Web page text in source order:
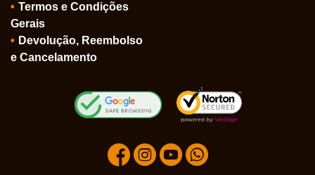
Termos e Condições
Gerais
Devolução, Reembolso
e Cancelamento